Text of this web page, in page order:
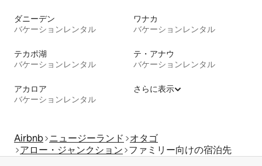
ダニーデン
バケーションレンタル
ワナカ
バケーションレンタル
テカポ湖
バケーションレンタル
テ・アナウ
バケーションレンタル
アカロア
バケーションレンタル
さらに表示
Airbnb ニュージーランド
オタゴ
アロー・ジャンクション ファミリー向けの宿泊先